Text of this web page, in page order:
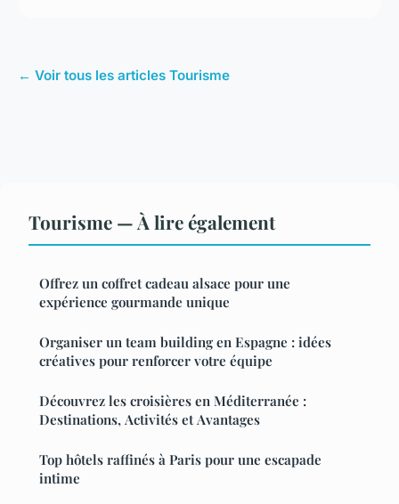
← Voir tous les articles Tourisme
Tourisme — À lire également
Offrez un coffret cadeau alsace pour une
expérience gourmande unique
Organiser un team building en Espagne : idées
créatives pour renforcer votre équipe
Découvrez les croisières en Méditerranée :
Destinations, Activités et Avantages
Top hôtels raffinés à Paris pour une escapade
intime